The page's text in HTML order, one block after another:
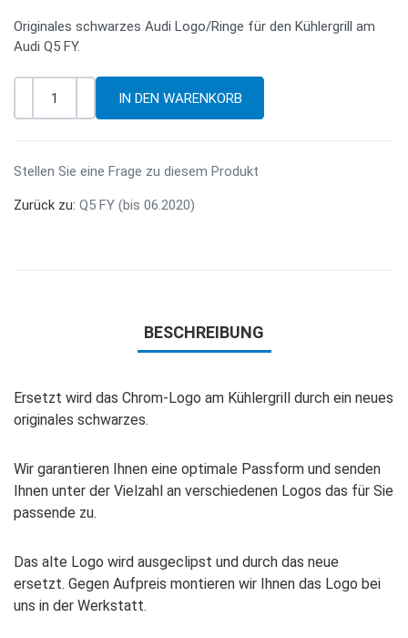
Originales schwarzes Audi Logo/Ringe für den Kühlergrill am
Audi Q5 FY.
Stellen Sie eine Frage zu diesem Produkt
Zurück zu: Q5 FY (bis 06.2020)
BESCHREIBUNG
Ersetzt wird das Chrom-Logo am Kühlergrill durch ein neues
originales schwarzes.
Wir garantieren Ihnen eine optimale Passform und senden
Ihnen unter der Vielzahl an verschiedenen Logos das für Sie
passende zu.
Das alte Logo wird ausgeclipst und durch das neue
ersetzt. Gegen Aufpreis montieren wir Ihnen das Logo bei
uns in der Werkstatt.